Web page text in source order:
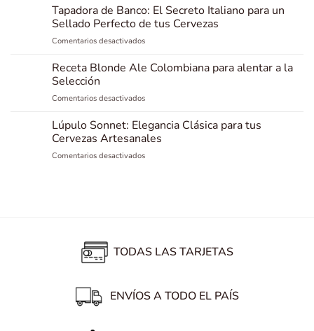
Experimento
al
Hábito
Fermentar
Cerveza
Artesanal
en
Cálidos
de
Levadura
Kveik
Tapadora de Banco: El Secreto Italiano para un
Sellado Perfecto de tus Cervezas
Comentarios desactivadosen
de
Banco:
Secreto
para
un
Perfecto
Receta Blonde Ale Colombiana para alentar a la
Selección
Comentarios desactivadosen
Blonde
Ale
Colombiana
para
Lúpulo Sonnet: Elegancia Clásica para tus
Cervezas Artesanales
Comentarios desactivadosen
Artesanales
TODAS LAS TARJETAS
ENVÍOS A TODO EL PAÍS